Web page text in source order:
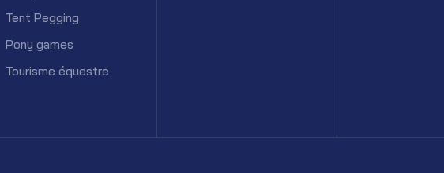
Tent Pegging
Pony games
Tourisme équestre